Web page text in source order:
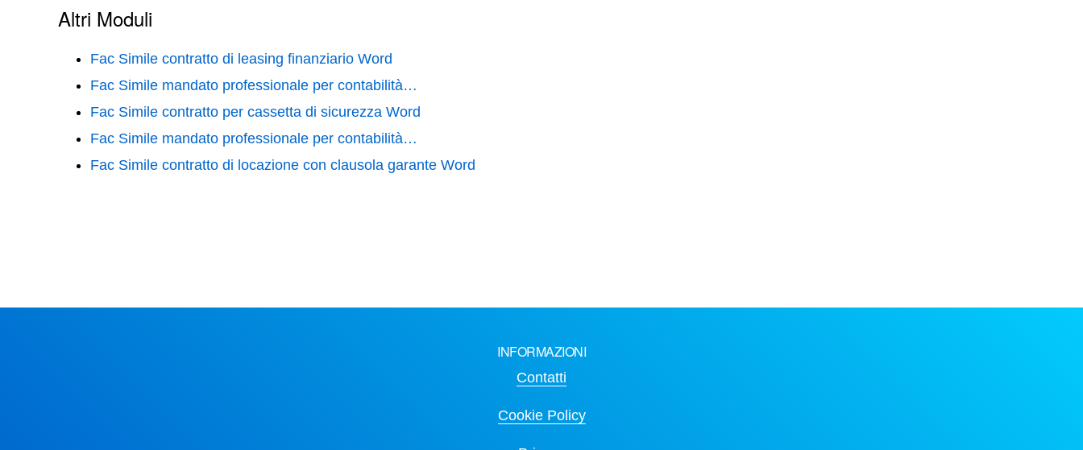
Altri Moduli
Fac Simile contratto di leasing finanziario Word
Fac Simile mandato professionale per contabilità…
Fac Simile contratto per cassetta di sicurezza Word
Fac Simile mandato professionale per contabilità…
Fac Simile contratto di locazione con clausola garante Word
INFORMAZIONI
Contatti
Cookie Policy